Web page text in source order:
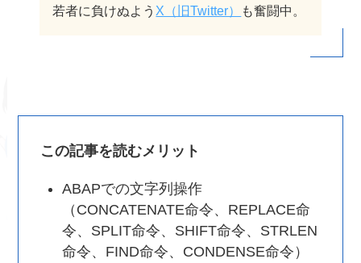
若者に負けぬよう X（旧Twitter） も奮闘中。
この記事を読むメリット
ABAPでの文字列操作
（CONCATENATE命令、REPLACE命
令、SPLIT命令、SHIFT命令、STRLEN
命令、FIND命令、CONDENSE命令）